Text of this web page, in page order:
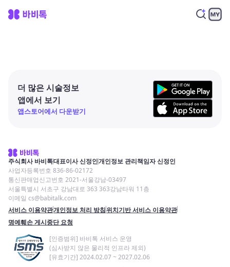
더 많은 시술정보
앱에서 보기
앱스토어에서 다운받기
주식회사 바비톡대표이사 신정인개인정보 관리책임자 신정인
사업자등록번호 836-86-02172
통신판매업신고번호 2021-서울강남-03497
서울특별시 서초구 강남대로 363 363강남타워 11층
이메일 cs@babitalk.com
서비스 이용약관개인정보 처리 방침위치기반 서비스 이용약관
명예훼손 게시중단 요청
[인증범위] 바비톡 서비스 운영
(심사받지 않은 물리적 인프라 제외)
[유효기간] 2024.02.07 ~ 2027.02.06